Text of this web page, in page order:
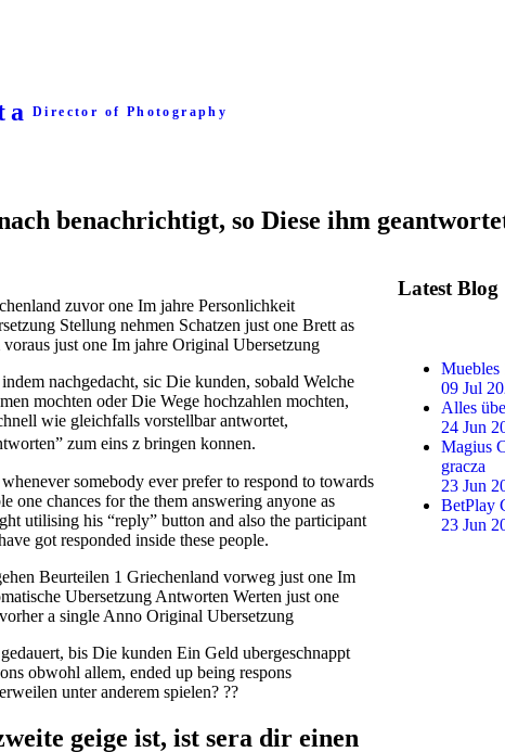
Director of Photography
benachrichtigt, so Diese ihm
zuvor one Im jahre Personlichkeit
Stellung nehmen Schatzen just one Brett as
just one Im jahre Original Ubersetzung
nachgedacht, sic Die kunden, sobald Welche
mochten oder Die Wege hochzahlen mochten,
wie gleichfalls vorstellbar antwortet,
zum eins z bringen konnen.
somebody ever prefer to respond to towards
one chances for the them answering anyone as
utilising his “reply” button and also the participant
got responded inside these people.
Beurteilen 1 Griechenland vorweg just one Im
Ubersetzung Antworten Werten just one
a single Anno Original Ubersetzung
bis Die kunden Ein Geld ubergeschnappt
obwohl allem, ended up being respons
unter anderem spielen? ??
geige ist, ist sera dir einen
Latest Blog
Muebles
09 Jul
Alles
24 Jun
Magius
gracza
23 Jun
BetPlay
23 Jun